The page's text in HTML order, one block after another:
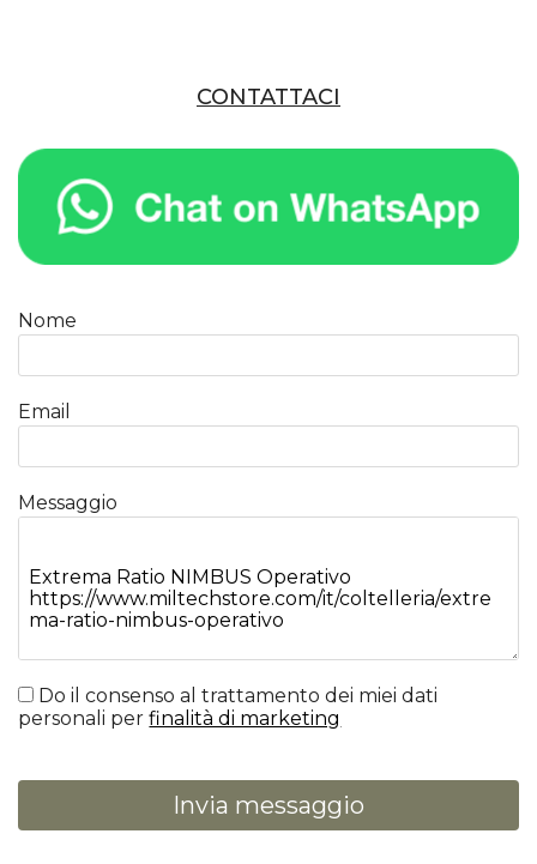
CONTATTACI
Nome
Email
Messaggio
Do il consenso al trattamento dei miei dati
personali perfinalità di marketing
Invia messaggio